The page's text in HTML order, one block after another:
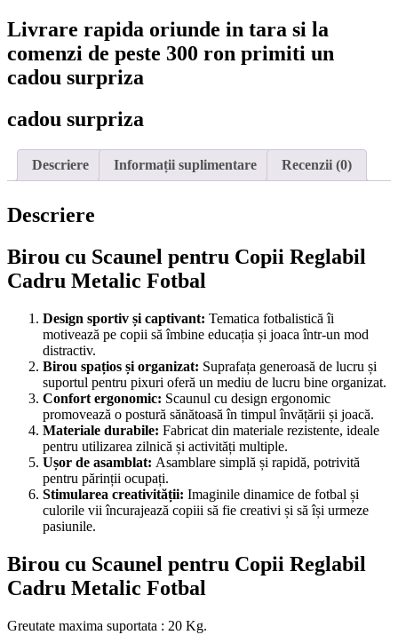
Livrare rapida oriunde in tara si la
comenzi de peste 300 ron primiti un
cadou surpriza
cadou surpriza
Descriere Informații suplimentare Recenzii (0)
Descriere
Birou cu Scaunel pentru Copii Reglabil
Cadru Metalic Fotbal
Design sportiv și captivant: Tematica fotbalistică îi
motivează pe copii să îmbine educația și joaca într-un mod
distractiv.
Birou spațios și organizat: Suprafața generoasă de lucru și
suportul pentru pixuri oferă un mediu de lucru bine organizat.
Confort ergonomic: Scaunul cu design ergonomic
promovează o postură sănătoasă în timpul învățării și joacă.
Materiale durabile: Fabricat din materiale rezistente, ideale
pentru utilizarea zilnică și activități multiple.
Ușor de asamblat: Asamblare simplă și rapidă, potrivită
pentru părinții ocupați.
Stimularea creativității: Imaginile dinamice de fotbal și
culorile vii încurajează copiii să fie creativi și să își urmeze
pasiunile.
Birou cu Scaunel pentru Copii Reglabil
Cadru Metalic Fotbal
Greutate maxima suportata : 20 Kg.